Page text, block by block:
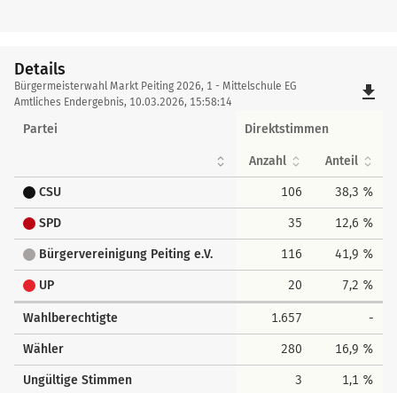
Details
Details
Bürgermeisterwahl Markt Peiting 2026, 1 - Mittelschule EG
Amtliches Endergebnis, 10.03.2026, 15:58:14
file_download
Partei Direktstimmen
Anzahl Anteil
CSU 106 38,3 %
SPD 35 12,6 %
Bürgervereinigung Peiting e.V. 116 41,9 %
UP 20 7,2 %
Wahlberechtigte 1.657 -
Wähler 280 16,9 %
Ungültige Stimmen 3 1,1 %